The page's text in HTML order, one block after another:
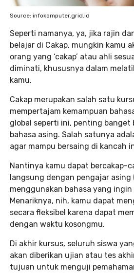
Source: infokomputer.grid.id
Seperti namanya, ya, jika rajin
belajar di Cakap, mungkin kamu
orang yang ‘cakap’ atau ahli
diminati, khususnya dalam
kamu.
Cakap merupakan salah satu
mempertajam kemampuan
global seperti ini, penting banget
bahasa asing. Salah satunya
agar mampu bersaing di kancah
Nantinya kamu dapat bercakap-
langsung dengan pengajar asing
menggunakan bahasa yang ingin
Menariknya, nih, kamu dapat
secara fleksibel karena dapat
dengan waktu kosongmu.
Di akhir kursus, seluruh siswa
akan diberikan ujian atau tes
tujuan untuk menguji